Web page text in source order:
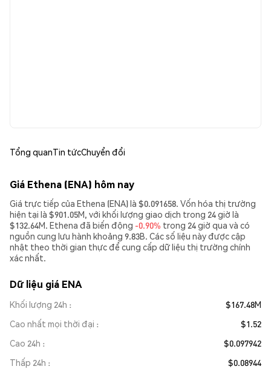
Tổng quanTin tứcChuyển đổi
Giá Ethena (ENA) hôm nay
Giá trực tiếp của Ethena (ENA) là $0.091658. Vốn hóa thị trường
hiện tại là $901.05M, với khối lượng giao dịch trong 24 giờ là
$132.64M. Ethena đã biến động -0.90% trong 24 giờ qua và có
nguồn cung lưu hành khoảng 9.83B. Các số liệu này được cập
nhật theo thời gian thực để cung cấp dữ liệu thị trường chính
xác nhất.
Dữ liệu giá ENA
Khối lượng 24h
$167.48M
Cao nhất mọi thời đại
$1.52
Cao 24h
$0.097942
Thấp 24h
$0.08944